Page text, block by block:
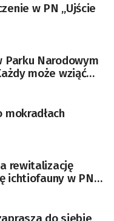
w PN „Ujście
Parku Narodowym
może wziąć
mokradłach
rewitalizację
ichtiofauny w PN
do siebie